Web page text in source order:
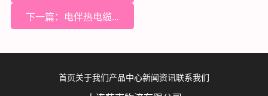
下一篇：电伴热电缆...
首页 关于我们 产品中心新闻资讯联系我们